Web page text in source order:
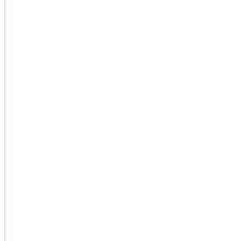
preparados para la